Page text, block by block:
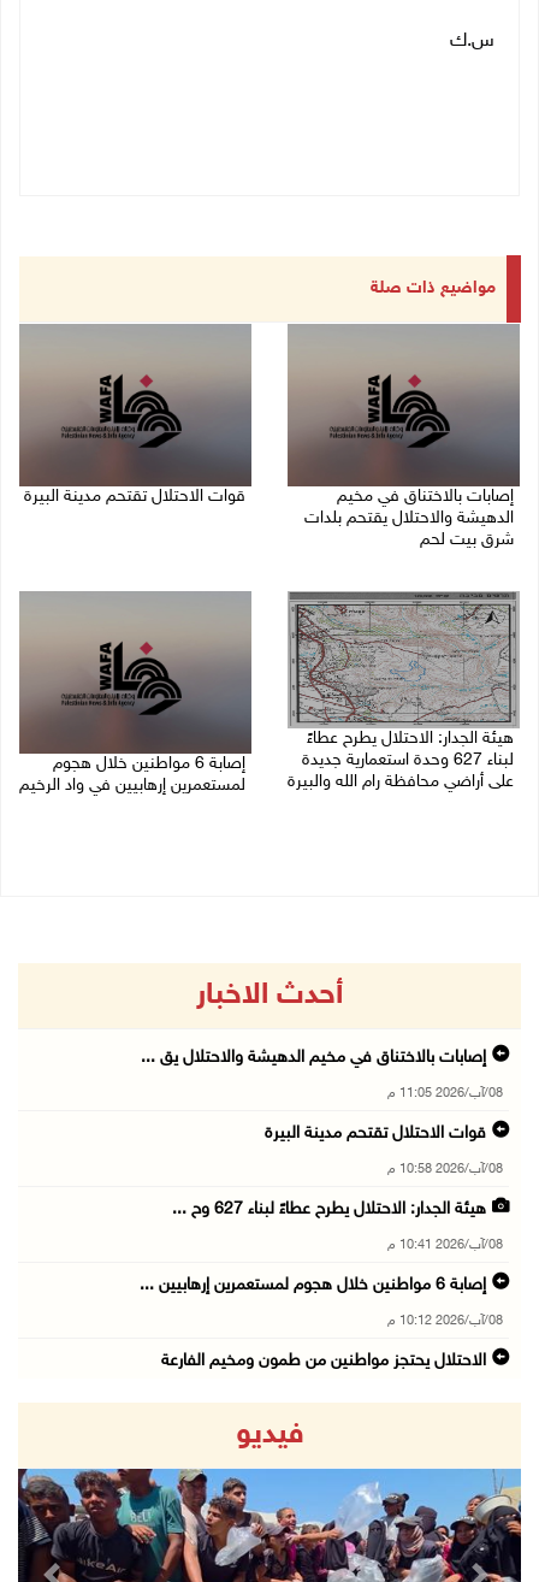
س.ك
مواضيع ذات صلة
إصابات بالاختناق في مخيم
الدهيشة والاحتلال يقتحم بلدات
شرق بيت لحم
قوات الاحتلال تقتحم مدينة البيرة
هيئة الجدار: الاحتلال يطرح عطاءً
لبناء 627 وحدة استعمارية جديدة
على أراضي محافظة رام الله والبيرة
إصابة 6 مواطنين خلال هجوم
لمستعمرين إرهابيين في واد الرخيم
أحدث الاخبار
إصابات بالاختناق في مخيم الدهيشة والاحتلال يق ...
08/آب/2026 11:05 م
قوات الاحتلال تقتحم مدينة البيرة
08/آب/2026 10:58 م
هيئة الجدار: الاحتلال يطرح عطاءً لبناء 627 وح ...
08/آب/2026 10:41 م
إصابة 6 مواطنين خلال هجوم لمستعمرين إرهابيين ...
08/آب/2026 10:12 م
الاحتلال يحتجز مواطنين من طمون ومخيم الفارعة
الاحتلال يقتحم قرية المغير شمال شرق رام الله
08/آب/2026 09:32 م
مستعمرون يهاجمون مسجدا في بلدة إذنا غرب الخلي ...
08/آب/2026 09:11 م
فيديو